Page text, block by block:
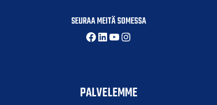
SEURAA MEITÄ SOMESSA
Facebook
LinkedIn
YouTube
Instagram
PALVELEMME